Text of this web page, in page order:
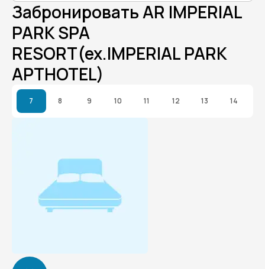
Забронировать AR IMPERIAL
PARK SPA
RESORT(ex.IMPERIAL PARK
APTHOTEL)
7 8 9 10 11 12 13 14